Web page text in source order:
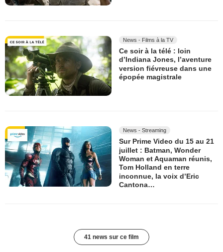
News - Films à la TV
Ce soir à la télé : loin
d’Indiana Jones, l’aventure
version fiévreuse dans une
épopée magistrale
News - Streaming
Sur Prime Video du 15 au 21
juillet : Batman, Wonder
Woman et Aquaman réunis,
Tom Holland en terre
inconnue, la voix d’Eric
Cantona…
41 news sur ce film